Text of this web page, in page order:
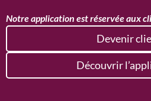
Notre application est réservée aux
Devenir
Découvrir